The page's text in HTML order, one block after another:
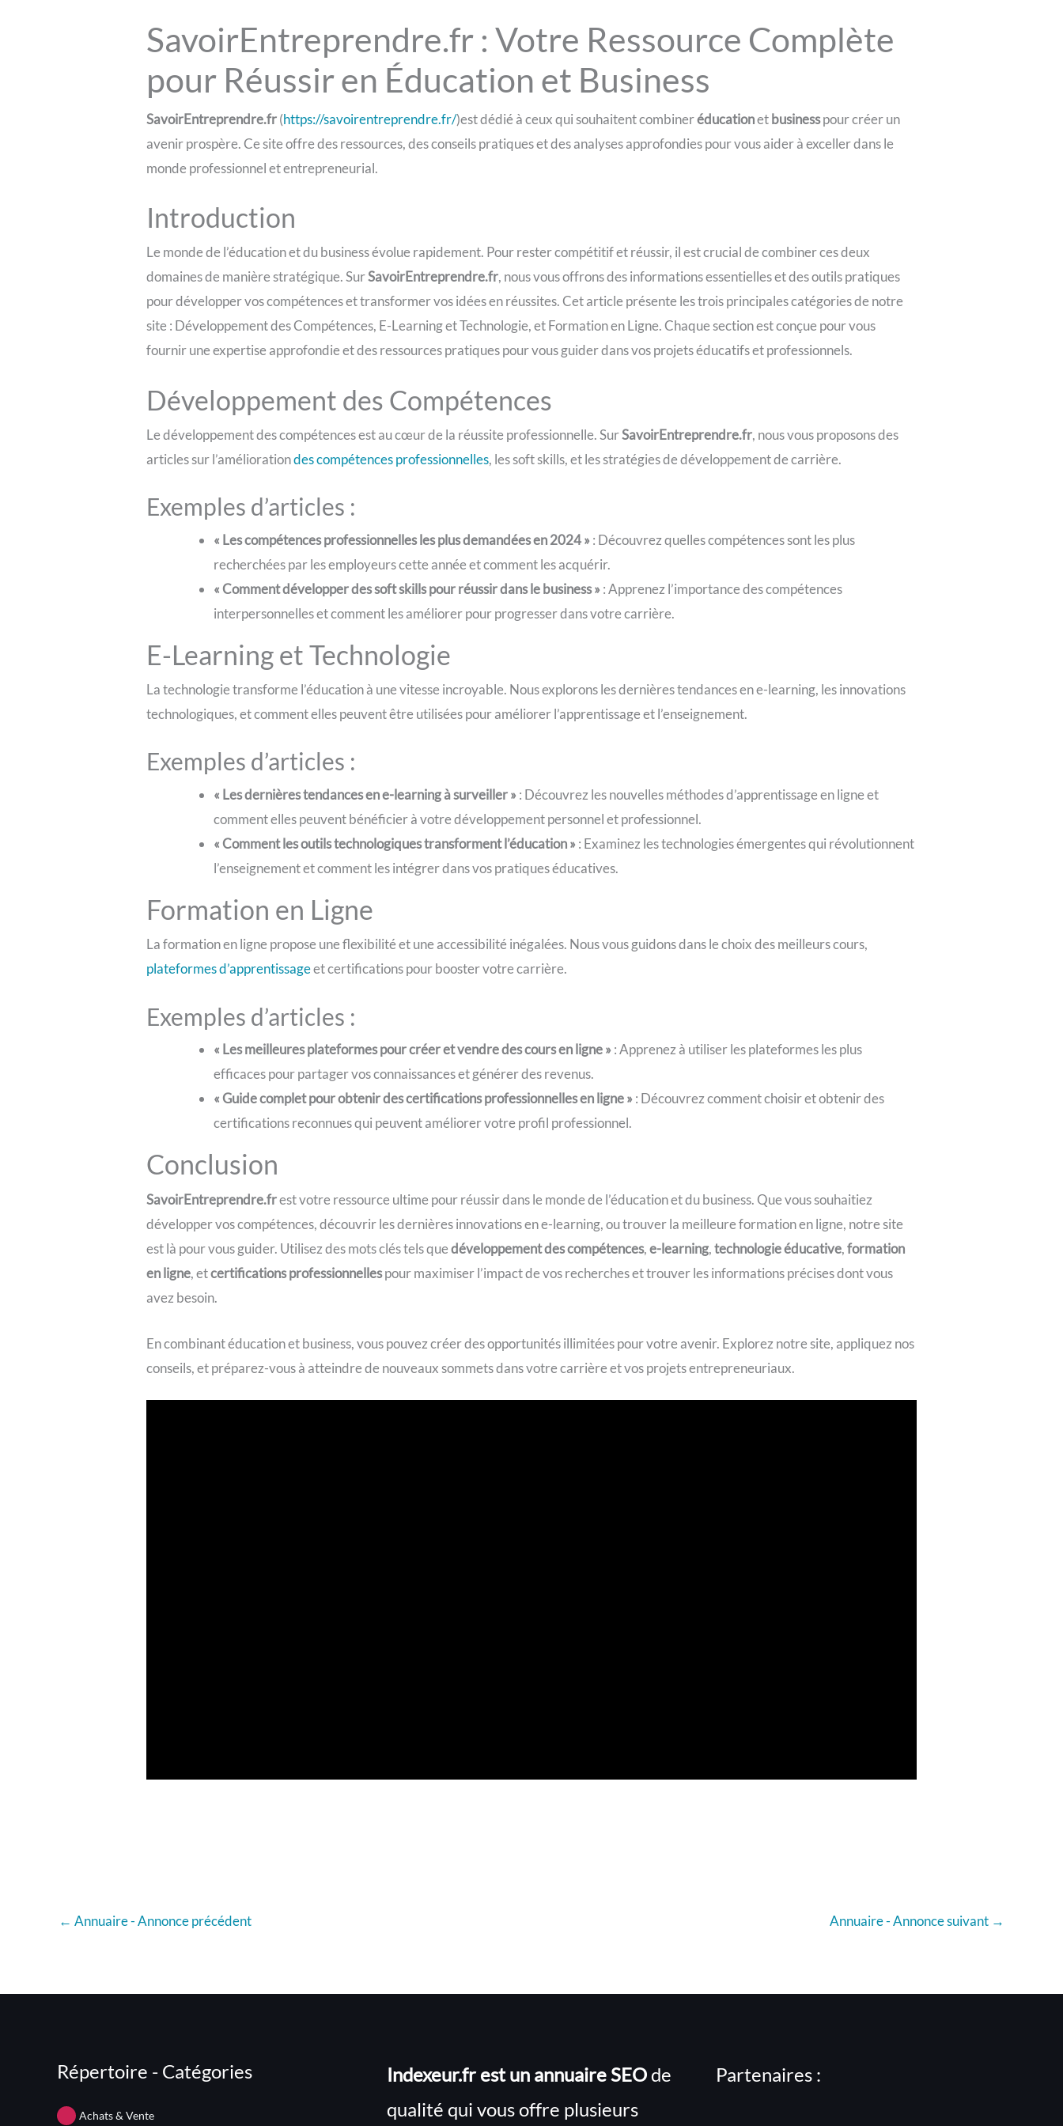
SavoirEntreprendre.fr : Votre Ressource Complète
pour Réussir en Éducation et Business
SavoirEntreprendre.fr(https://savoirentreprendre.fr/)est dédié à ceux qui souhaitent combineréducationetbusinesspour créer un
avenir prospère. Ce site offre des ressources, des conseils pratiques et des analyses approfondies pour vous aider à exceller dans le
monde professionnel et entrepreneurial.
Introduction
Le monde de l’éducation et du business évolue rapidement. Pour rester compétitif et réussir, il est crucial de combiner ces deux
domaines de manière stratégique. SurSavoirEntreprendre.fr, nous vous offrons des informations essentielles et des outils pratiques
pour développer vos compétences et transformer vos idées en réussites. Cet article présente les trois principales catégories de notre
site : Développement des Compétences, E-Learning et Technologie, et Formation en Ligne. Chaque section est conçue pour vous
fournir une expertise approfondie et des ressources pratiques pour vous guider dans vos projets éducatifs et professionnels.
Développement des Compétences
Le développement des compétences est au cœur de la réussite professionnelle. SurSavoirEntreprendre.fr, nous vous proposons des
articles sur l’améliorationdes compétences professionnelles, les soft skills, et les stratégies de développement de carrière.
Exemples d’articles :
« Les compétences professionnelles les plus demandées en 2024 »: Découvrez quelles compétences sont les plus
recherchées par les employeurs cette année et comment les acquérir.
« Comment développer des soft skills pour réussir dans le business »: Apprenez l’importance des compétences
interpersonnelles et comment les améliorer pour progresser dans votre carrière.
E-Learning et Technologie
La technologie transforme l’éducation à une vitesse incroyable. Nous explorons les dernières tendances en e-learning, les innovations
technologiques, et comment elles peuvent être utilisées pour améliorer l’apprentissage et l’enseignement.
Exemples d’articles :
« Les dernières tendances en e-learning à surveiller »: Découvrez les nouvelles méthodes d’apprentissage en ligne et
comment elles peuvent bénéficier à votre développement personnel et professionnel.
« Comment les outils technologiques transforment l’éducation »: Examinez les technologies émergentes qui révolutionnent
l’enseignement et comment les intégrer dans vos pratiques éducatives.
Formation en Ligne
La formation en ligne propose une flexibilité et une accessibilité inégalées. Nous vous guidons dans le choix des meilleurs cours,
plateformes d’apprentissageet certifications pour booster votre carrière.
Exemples d’articles :
« Les meilleures plateformes pour créer et vendre des cours en ligne »: Apprenez à utiliser les plateformes les plus
efficaces pour partager vos connaissances et générer des revenus.
« Guide complet pour obtenir des certifications professionnelles en ligne »: Découvrez comment choisir et obtenir des
certifications reconnues qui peuvent améliorer votre profil professionnel.
Conclusion
SavoirEntreprendre.frest votre ressource ultime pour réussir dans le monde de l’éducation et du business. Que vous souhaitiez
développer vos compétences, découvrir les dernières innovations en e-learning, ou trouver la meilleure formation en ligne, notre site
est là pour vous guider. Utilisez des mots clés tels quedéveloppement des compétences,e-learning,technologie éducative,formation
en ligne, etcertifications professionnellespour maximiser l’impact de vos recherches et trouver les informations précises dont vous
avez besoin.
En combinant éducation et business, vous pouvez créer des opportunités illimitées pour votre avenir. Explorez notre site, appliquez nos
conseils, et préparez-vous à atteindre de nouveaux sommets dans votre carrière et vos projets entrepreneuriaux.
← Annuaire - Annonce précédent Annuaire - Annonce suivant →
Répertoire - Catégories
Achats & Vente
Indexeur.fr est un annuaire SEOde
qualité qui vous offre plusieurs
Partenaires :